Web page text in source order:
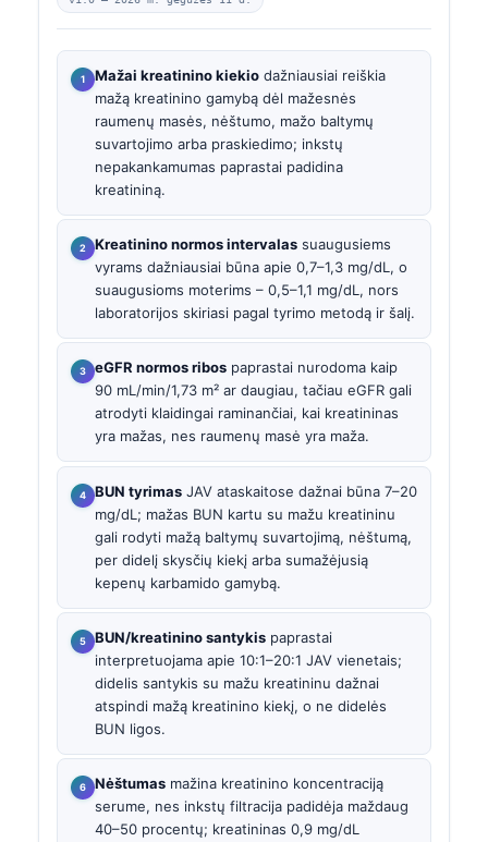
Mažai kreatinino kiekio dažniausiai reiškia
mažą kreatinino gamybą dėl mažesnės
raumenų masės, nėštumo, mažo baltymų
suvartojimo arba praskiedimo; inkstų
nepakankamumas paprastai padidina
kreatininą.
Kreatinino normos intervalas suaugusiems
vyrams dažniausiai būna apie 0,7–1,3 mg/dL, o
suaugusioms moterims – 0,5–1,1 mg/dL, nors
laboratorijos skiriasi pagal tyrimo metodą ir šalį.
eGFR normos ribos paprastai nurodoma kaip
90 mL/min/1,73 m² ar daugiau, tačiau eGFR gali
atrodyti klaidingai raminančiai, kai kreatininas
yra mažas, nes raumenų masė yra maža.
BUN tyrimas JAV ataskaitose dažnai būna 7–20
mg/dL; mažas BUN kartu su mažu kreatininu
gali rodyti mažą baltymų suvartojimą, nėštumą,
per didelį skysčių kiekį arba sumažėjusią
kepenų karbamido gamybą.
BUN/kreatinino santykis paprastai
interpretuojama apie 10:1–20:1 JAV vienetais;
didelis santykis su mažu kreatininu dažnai
atspindi mažą kreatinino kiekį, o ne didelės
BUN ligos.
Nėštumas mažina kreatinino koncentraciją
serume, nes inkstų filtracija padidėja maždaug
40–50 procentų; kreatininas 0,9 mg/dL